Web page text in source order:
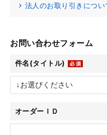
法人のお取り引きにつ
お問い合わせフォーム
件名(タイトル)
オーダーＩＤ